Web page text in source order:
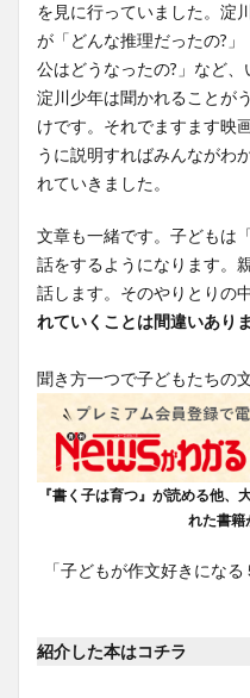
を見に行っていました。淀
が「どんな推理だったの?
公はどうなったの?」など、
淀川少年は聞かれることが
けです。それでますます映
うに説明すればみんながわ
れていきました。
文章も一緒です。子どもは
話をするようになります。
話します。そのやりとりの
れていくことは間違いあり
聞き方一つで子どもたちの
『書く子は育つ』が読める他、
れた書籍
「子どもが作文好きにな
紹介した本はコチラ